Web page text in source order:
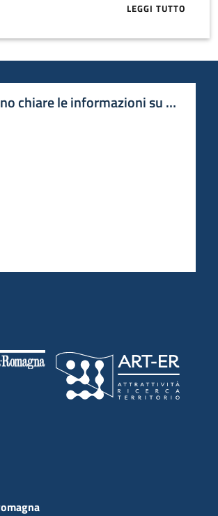
LEGGI TUTTO
ABOUT 64
chiare le informazioni su questa